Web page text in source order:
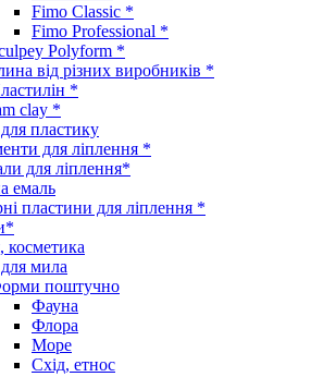
Fimo Classic *
Fimo Professional *
Polyform *
від різних виробників *
*
clay *
пластику
для ліплення *
для ліплення*
емаль
пластини для ліплення *
косметика
мила
поштучно
Фауна
Флора
Море
Схід, етнос